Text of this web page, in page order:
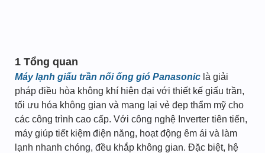
1 Tổng quan
Máy lạnh giấu trần nối ống gió Panasonic là giải
pháp điều hòa không khí hiện đại với thiết kế giấu trần,
tối ưu hóa không gian và mang lại vẻ đẹp thẩm mỹ cho
các công trình cao cấp. Với công nghệ Inverter tiên tiến,
máy giúp tiết kiệm điện năng, hoạt động êm ái và làm
lạnh nhanh chóng, đều khắp không gian. Đặc biệt, hệ